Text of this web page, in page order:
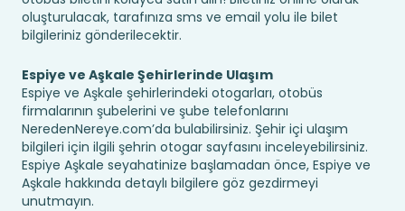
oluşturulacak, tarafınıza sms ve email yolu ile bilet
bilgileriniz gönderilecektir.
Espiye ve Aşkale Şehirlerinde Ulaşım
Espiye ve Aşkale şehirlerindeki otogarları, otobüs
firmalarının şubelerini ve şube telefonlarını
NeredenNereye.com’da bulabilirsiniz. Şehir içi ulaşım
bilgileri için ilgili şehrin otogar sayfasını inceleyebilirsiniz.
Espiye Aşkale seyahatinize başlamadan önce, Espiye ve
Aşkale hakkında detaylı bilgilere göz gezdirmeyi
unutmayın.